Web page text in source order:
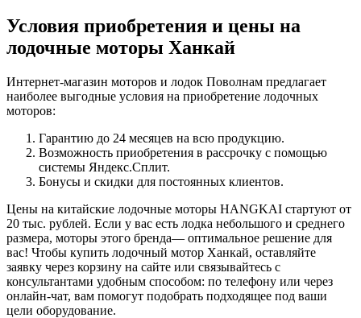
Условия приобретения и цены на
лодочные моторы Ханкай
Интернет-магазин моторов и лодок Поволнам предлагает
наиболее выгодные условия на приобретение лодочных
моторов:
Гарантию до 24 месяцев на всю продукцию.
Возможность приобретения в рассрочку с помощью
системы Яндекс.Сплит.
Бонусы и скидки для постоянных клиентов.
Цены на китайские лодочные моторы HANGKAI стартуют от
20 тыс. рублей. Если у вас есть лодка небольшого и среднего
размера, моторы этого бренда— оптимальное решение для
вас! Чтобы купить лодочный мотор Ханкай, оставляйте
заявку через корзину на сайте или связывайтесь с
консультантами удобным способом: по телефону или через
онлайн-чат, вам помогут подобрать подходящее под ваши
цели оборудование.